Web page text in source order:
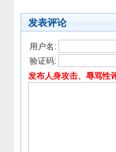
发表评论
用户名:
验证码:
发布人身攻击、辱骂性